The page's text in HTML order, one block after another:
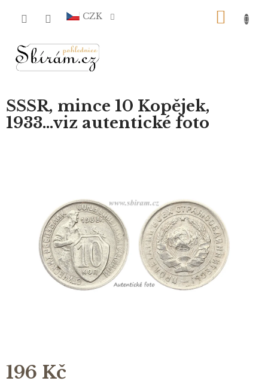
CZK
SSSR, mince 10 Kopějek,
1933...viz autentické foto
196 Kč